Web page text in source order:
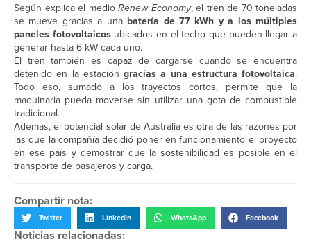
Según explica el medioRenew Economy, el tren de 70 toneladas
se mueve gracias a unabatería de 77 kWh y a los múltiples
paneles fotovoltaicosubicados en el techo que pueden llegar a
generar hasta 6 kW cada uno.
El tren también es capaz de cargarse cuando se encuentra
detenido en la estación gracias a una estructura fotovoltaica.
Todo eso, sumado a los trayectos cortos, permite que la
maquinaria pueda moverse sin utilizar una gota de combustible
tradicional.
Además, el potencial solar de Australia es otra de las razones por
las que la compañía decidió poner en funcionamiento el proyecto
en ese país y demostrar que la sostenibilidad es posible en el
transporte de pasajeros y carga.
Compartir nota:
Twitter LinkedIn WhatsApp Facebook
Noticias relacionadas: